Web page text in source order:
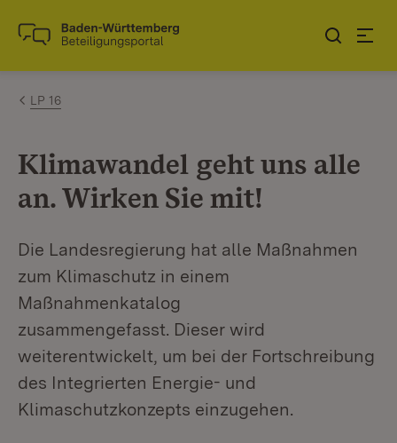
Zum Inhalt springen
Link zur Startseite
LP 16
Klimawandel geht uns alle
an. Wirken Sie mit!
Die Landesregierung hat alle Maßnahmen
zum Klimaschutz in einem
Maßnahmenkatalog
zusammengefasst. Dieser wird
weiterentwickelt, um bei der Fortschreibung
des Integrierten Energie- und
Klimaschutzkonzepts einzugehen.